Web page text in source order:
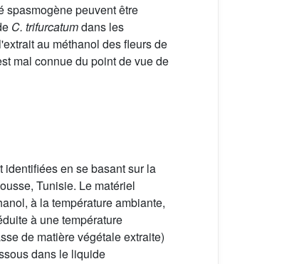
spasmogène peuvent être
C. trifurcatumdans les
au méthanol des fleurs de
mal connue du point de vue de
en se basant sur la
Tunisie. Le matériel
à la température ambiante,
à une température
de matière végétale extraite)
dans le liquide